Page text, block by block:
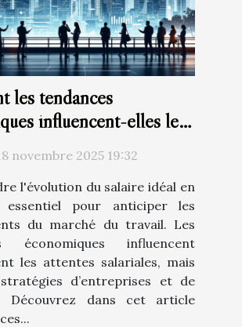
les tendances
influencent-elles le
en 2025 ?
novembre 2025 19:32
l'évolution du salaire idéal en
essentiel pour anticiper les
du marché du travail. Les
économiques influencent
les attentes salariales, mais
d’entreprises et de
Découvrez dans cet article